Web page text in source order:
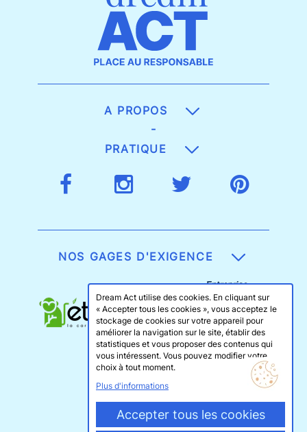
A PROPOS
-
PRATIQUE
NOS GAGES D'EXIGENCE
Dream Act utilise des cookies. En cliquant sur
« Accepter tous les cookies », vous acceptez le
stockage de cookies sur votre appareil pour
améliorer la navigation sur le site, établir des
statistiques et vous proposer des contenus qui
vous intéressent. Vous pouvez modifier votre
choix à tout moment.
Plus d'informations
Accepter tous les cookies